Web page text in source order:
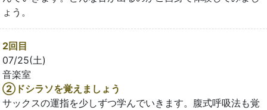
ょう。
2回目
07/25(土)
音楽室
②ドシラソを覚えましょう
サックスの運指を少しずつ学んでいきます。腹式呼吸法も覚